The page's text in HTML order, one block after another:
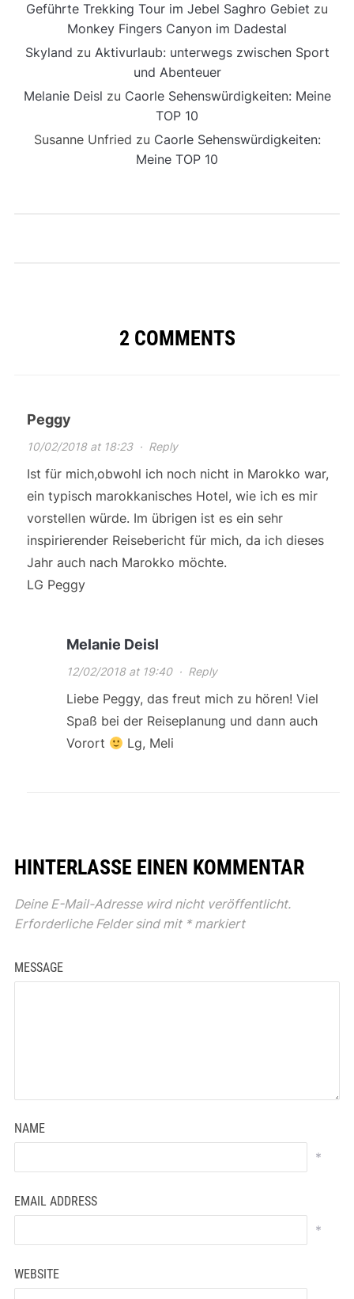
Geführte Trekking Tour im Jebel Saghro Gebiet zu
Monkey Fingers Canyon im Dadestal
Skyland zu Aktivurlaub: unterwegs zwischen Sport
und Abenteuer
Melanie Deisl zu Caorle Sehenswürdigkeiten: Meine
TOP 10
Susanne Unfried zu Caorle Sehenswürdigkeiten:
Meine TOP 10
2 COMMENTS
Peggy
10/02/2018 at 18:23· Reply
Ist für mich,obwohl ich noch nicht in Marokko war,
ein typisch marokkanisches Hotel, wie ich es mir
vorstellen würde. Im übrigen ist es ein sehr
inspirierender Reisebericht für mich, da ich dieses
Jahr auch nach Marokko möchte.
LG Peggy
Melanie Deisl
12/02/2018 at 19:40· Reply
Liebe Peggy, das freut mich zu hören! Viel
Spaß bei der Reiseplanung und dann auch
Vorort
Lg, Meli
HINTERLASSE EINEN KOMMENTAR
Deine E-Mail-Adresse wird nicht veröffentlicht.
Erforderliche Felder sind mit *markiert
MESSAGE
NAME
*
EMAIL ADDRESS
*
WEBSITE